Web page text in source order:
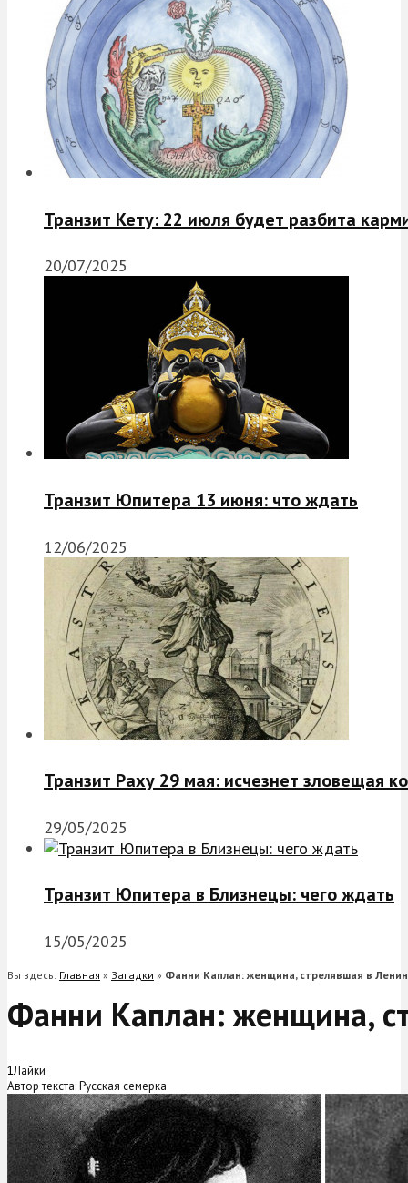
Транзит Кету: 22 июля будет разбита
20/07/2025
Транзит Юпитера 13 июня: что ждать
12/06/2025
Транзит Раху 29 мая: исчезнет зловещая
29/05/2025
Транзит Юпитера в Близнецы: чего ждать
15/05/2025
Вы здесь: Главная » Загадки » Фанни Каплан: женщина, стрелявшая в
Фанни Каплан: женщина,
1Лайки
Автор текста: Русская семерка